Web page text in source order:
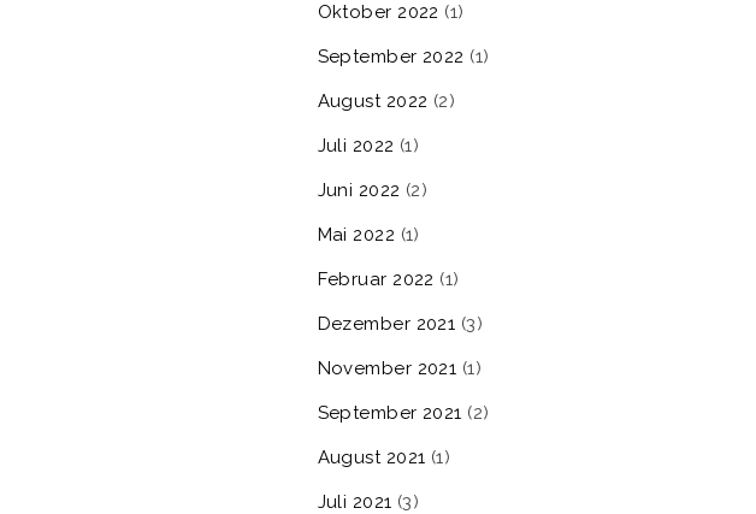
Oktober 2022 (1)
September 2022 (1)
August 2022 (2)
Juli 2022 (1)
Juni 2022 (2)
Mai 2022 (1)
Februar 2022 (1)
Dezember 2021 (3)
November 2021 (1)
September 2021 (2)
August 2021 (1)
Juli 2021 (3)